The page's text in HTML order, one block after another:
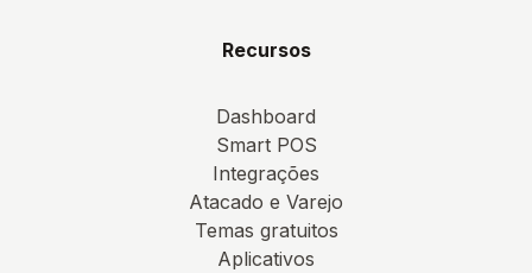
Recursos
Dashboard
Smart POS
Integrações
Atacado e Varejo
Temas gratuitos
Aplicativos